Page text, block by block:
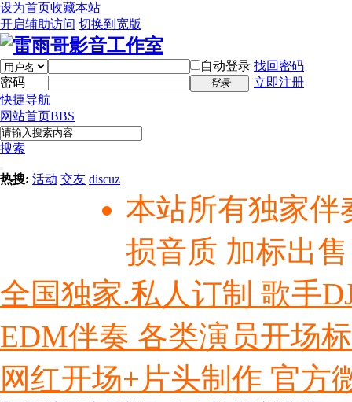
设为首页收藏本站
开启辅助访问 切换到宽版
自动登录 找回密码
密码
登录
立即注册
快捷导航
网站首页BBS
搜索
热搜: 活动 交友 discuz
本站所有独家伴
损音质 加标出
全国独家.私人订制 歌手
EDM伴奏 各类演员开场
网红开场+片头制作 官方